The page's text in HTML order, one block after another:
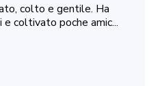
colto e gentile. Ha
coltivato poche amic...